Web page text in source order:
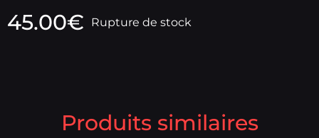
45.00€ Rupture de stock
Produits similaires